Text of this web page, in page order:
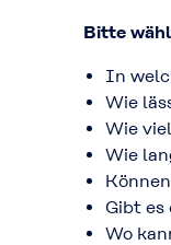
Bitte
In
Wie
Wie
Wie
Gibt es
Wo